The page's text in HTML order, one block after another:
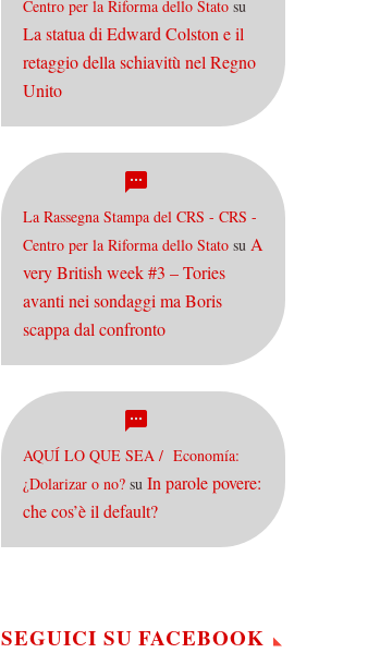
Centro per la Riforma dello Stato su
La statua di Edward Colston e il
retaggio della schiavitù nel Regno
Unito
La Rassegna Stampa del CRS - CRS -
Centro per la Riforma dello Stato su A
very British week #3 – Tories
avanti nei sondaggi ma Boris
scappa dal confronto
AQUÍ LO QUE SEA / Economía:
¿Dolarizar o no? su In parole povere:
che cos’è il default?
SEGUICI SU FACEBOOK